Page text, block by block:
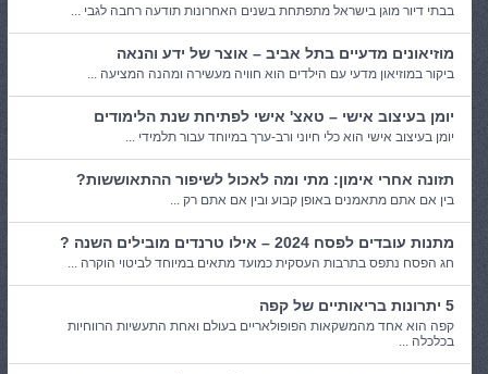
בבתי דיור מוגן בישראל מתפתחת בשנים האחרונות תודעה רחבה לגבי ...
מוזיאונים מדעיים בתל אביב – אוצר של ידע והנאה
ביקור במוזיאון מדעי עם הילדים הוא חוויה מעשירה ומהנה המציעה ...
יומן בעיצוב אישי – טאצ' אישי לפתיחת שנת הלימודים
יומן בעיצוב אישי הוא כלי חיוני ורב-ערך במיוחד עבור תלמידי ...
תזונה אחרי אימון: מתי ומה לאכול לשיפור ההתאוששות?
בין אם אתם מתאמנים באופן קבוע ובין אם אתם רק ...
מתנות עובדים לפסח 2024 – אילו טרנדים מובילים השנה ?
חג הפסח נתפס בתרבות העסקית כמועד מתאים במיוחד לביטוי הוקרה ...
5 יתרונות בריאותיים של קפה
קפה הוא אחד מהמשקאות הפופולאריים בעולם ואחת התעשיות הרווחיות
בכלכלה ...